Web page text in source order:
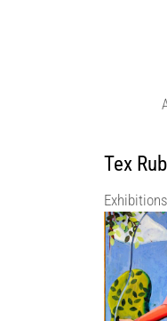
Tex
Exhibitions
SUMMER
Christine
9 Jun